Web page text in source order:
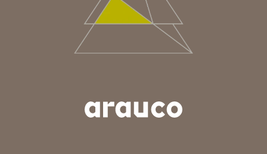
AUS/NZ